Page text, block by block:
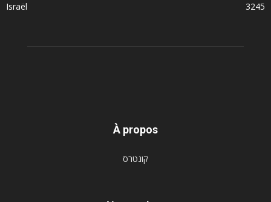
Israël
3245
À propos
קונטרס